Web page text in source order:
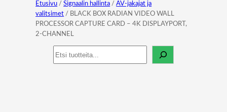
Etusivu /Signaalin hallinta /AV-jakajat ja
valitsimet / BLACK BOX RADIAN VIDEO WALL
PROCESSOR CAPTURE CARD – 4K DISPLAYPORT,
2-CHANNEL
Haku